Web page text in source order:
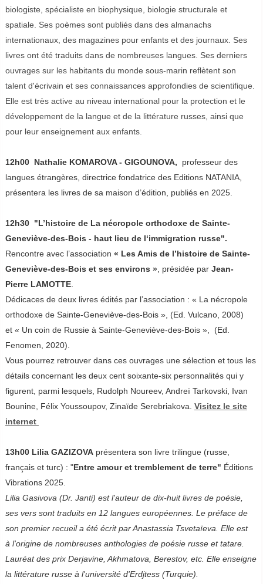
biologiste, spécialiste en biophysique, biologie structurale et
spatiale. Ses poèmes sont publiés dans des almanachs
internationaux, des magazines pour enfants et des journaux. Ses
livres ont été traduits dans de nombreuses langues. Ses derniers
ouvrages sur les habitants du monde sous-marin reflètent son
talent d'écrivain et ses connaissances approfondies de scientifique.
Elle est très active au niveau international pour la protection et le
développement de la langue et de la littérature russes, ainsi que
pour leur enseignement aux enfants.
12h00 Nathalie KOMAROVA - GIGOUNOVA, professeur des
langues étrangères, directrice fondatrice des Editions NATANIA,
présentera les livres de sa maison d’édition, publiés en 2025.
12h30 "L’histoire de La nécropole orthodoxe de Sainte-
Geneviève-des-Bois - haut lieu de l‘immigration russe".
Rencontre avec l’association « Les Amis de l’histoire de Sainte-
Geneviève-des-Bois et ses environs », présidée par Jean-
Pierre LAMOTTE.
Dédicaces de deux livres édités par l’association : « La nécropole
orthodoxe de Sainte-Geneviève-des-Bois », (Ed. Vulcano, 2008)
et « Un coin de Russie à Sainte-Geneviève-des-Bois », (Ed.
Fenomen, 2020).
Vous pourrez retrouver dans ces ouvrages une sélection et tous les
détails concernant les deux cent soixante-six personnalités qui y
figurent, parmi lesquels, Rudolph Noureev, Andreï Tarkovski, Ivan
Bounine, Félix Youssoupov, Zinaïde Serebriakova. Visitez le site
internet
13h00 Lilia GAZIZOVAprésentera son livre trilingue (russe,
français et turc) : "Entre amour et tremblement de terre" Éditions
Vibrations 2025.
Lilia Gasivova (Dr. Janti) est l'auteur de dix-huit livres de poésie,
ses vers sont traduits en 12 langues européennes. Le préface de
son premier recueil a été écrit par Anastassia Tsvetaïeva. Elle est
àl'origine de nombreuses anthologies de poésie russe et tatare.
Lauréat des prix Derjavine, Akhmatova, Berestov, etc. Elle enseigne
la littérature russe à l'université d'Erdjtess (Turquie).